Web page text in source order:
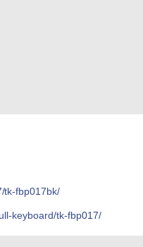
tk-fbp017bk/
keyboard/tk-fbp017/